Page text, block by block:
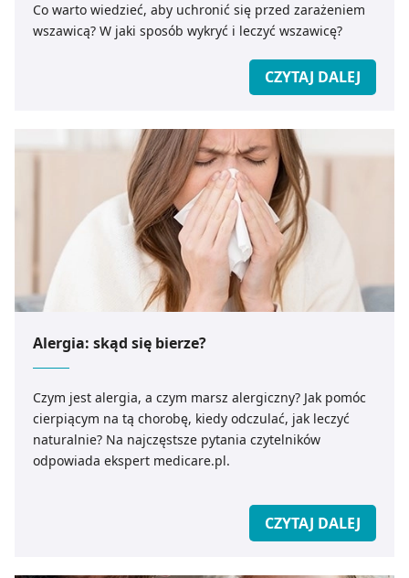
Co warto wiedzieć, aby uchronić się przed zarażeniem
wszawicą? W jaki sposób wykryć i leczyć wszawicę?
CZYTAJ DALEJ
Alergia: skąd się bierze?
Czym jest alergia, a czym marsz alergiczny? Jak pomóc
cierpiącym na tą chorobę, kiedy odczulać, jak leczyć
naturalnie? Na najczęstsze pytania czytelników
odpowiada ekspert medicare.pl.
CZYTAJ DALEJ